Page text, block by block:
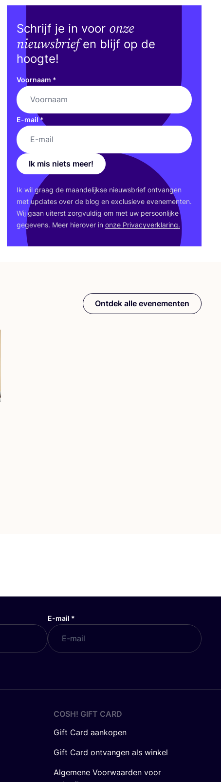
Schrijf je in voor onze
nieuwsbriefen blijf op de
hoogte!
Voornaam *
E-mail*
Ik mis niets meer!
Ik wil graag de maan­de­lijk­se nieuws­brief ont­van­gen
met upda­tes over de blog en exclu­sie­ve eve­ne­men­ten.
Wij gaan uiterst zorg­vul­dig om met uw per­soon­lij­ke
gege­vens. Meer hier­over in onze Pri­va­cy­ver­kla­ring.
Ontdek alle evenementen
E-mail *
COSH! GIFT CARD
Gift Card aankopen
Gift Card ontvangen als winkel
Algemene Voorwaarden voor